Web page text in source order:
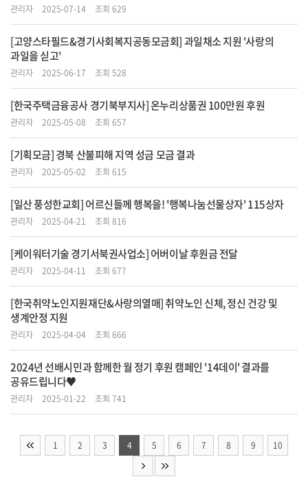
관리자 2025-07-14 조회 629
[고양스타필드&경기사회복지공동모금회] 과일채소 지원 '사랑의
과일을 싣고'
관리자 2025-06-17 조회 528
[한국주택금융공사 경기북부지사] 온누리상품권 100만원 후원
관리자 2025-05-08 조회 657
[기획모금] 경북 산불피해 지역 성금 모금 결과
관리자 2025-05-02 조회 615
[일산 풍성한교회] 어르신들께 행복을! '행복나눔선물상자' 115상자
관리자 2025-04-21 조회 816
[케이워터기술 경기서북권사업소] 어버이날 후원금 전달
관리자 2025-04-11 조회 677
[한국취약노인지원재단&사랑의열매] 취약노인 신체, 정신 건강 및
생계안정 지원
관리자 2025-04-04 조회 666
2024년 선배시민과 함께한 월 정기 후원 캠페인 '14데이' 결과를
공유드립니다♥
관리자 2025-01-22 조회 741
1 2 3 4 5 6 7 8 9 10